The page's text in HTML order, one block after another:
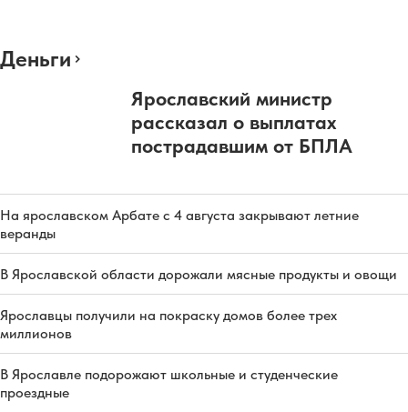
Деньги
Ярославский министр
рассказал о выплатах
пострадавшим от БПЛА
На ярославском Арбате с 4 августа закрывают летние
веранды
В Ярославской области дорожали мясные продукты и овощи
Ярославцы получили на покраску домов более трех
миллионов
В Ярославле подорожают школьные и студенческие
проездные